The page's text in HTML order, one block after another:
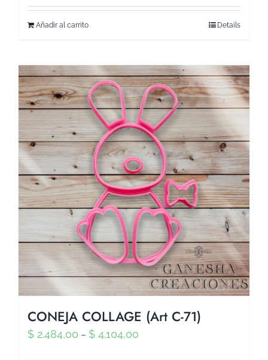
Añadir al carrito Details
CONEJA COLLAGE (Art C-71)
$ 2.484,00 – $ 4.104,00